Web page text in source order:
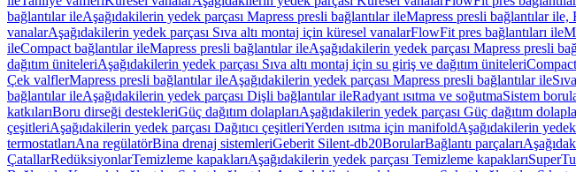
bağlantılar ileAşağıdakilerin yedek parçası Mapress presli bağlantılar ileMapress presli bağlantılar
vanalarAşağıdakilerin yedek parçası Sıva altı montaj için küresel vanalarFlowFit pres bağlantıları ile
ileCompact bağlantılar ileMapress presli bağlantılar ileAşağıdakilerin yedek parçası Mapress presli
dağıtım üniteleriAşağıdakilerin yedek parçası Sıva altı montaj için su giriş ve dağıtım üniteleri
Çek valflerMapress presli bağlantılar ileAşağıdakilerin yedek parçası Mapress presli bağlantılar ile
bağlantılar ileAşağıdakilerin yedek parçası Dişli bağlantılar ileRadyant ısıtma ve soğutmaSistem
katkılarıBoru dirseği destekleriGüç dağıtım dolaplarıAşağıdakilerin yedek parçası Güç dağıtım
çeşitleriAşağıdakilerin yedek parçası Dağıtıcı çeşitleriYerden ısıtma için manifoldAşağıdakilerin
termostatlarıAna regülatörBina drenaj sistemleriGeberit Silent-db20BorularBağlantı parçaları
ÇatallarRedüksiyonlarTemizleme kapaklarıAşağıdakilerin yedek parçası Temizleme kapakları